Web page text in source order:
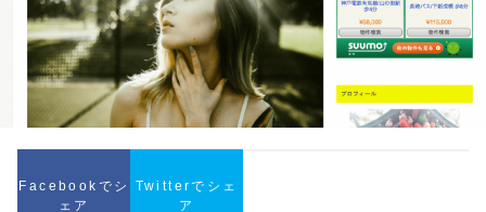
Facebookでシ
ェア
Twitterでシェ
ア